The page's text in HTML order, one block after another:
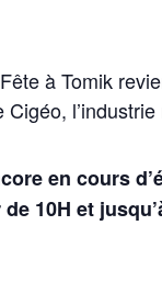
à Tomik
en cours
10H et